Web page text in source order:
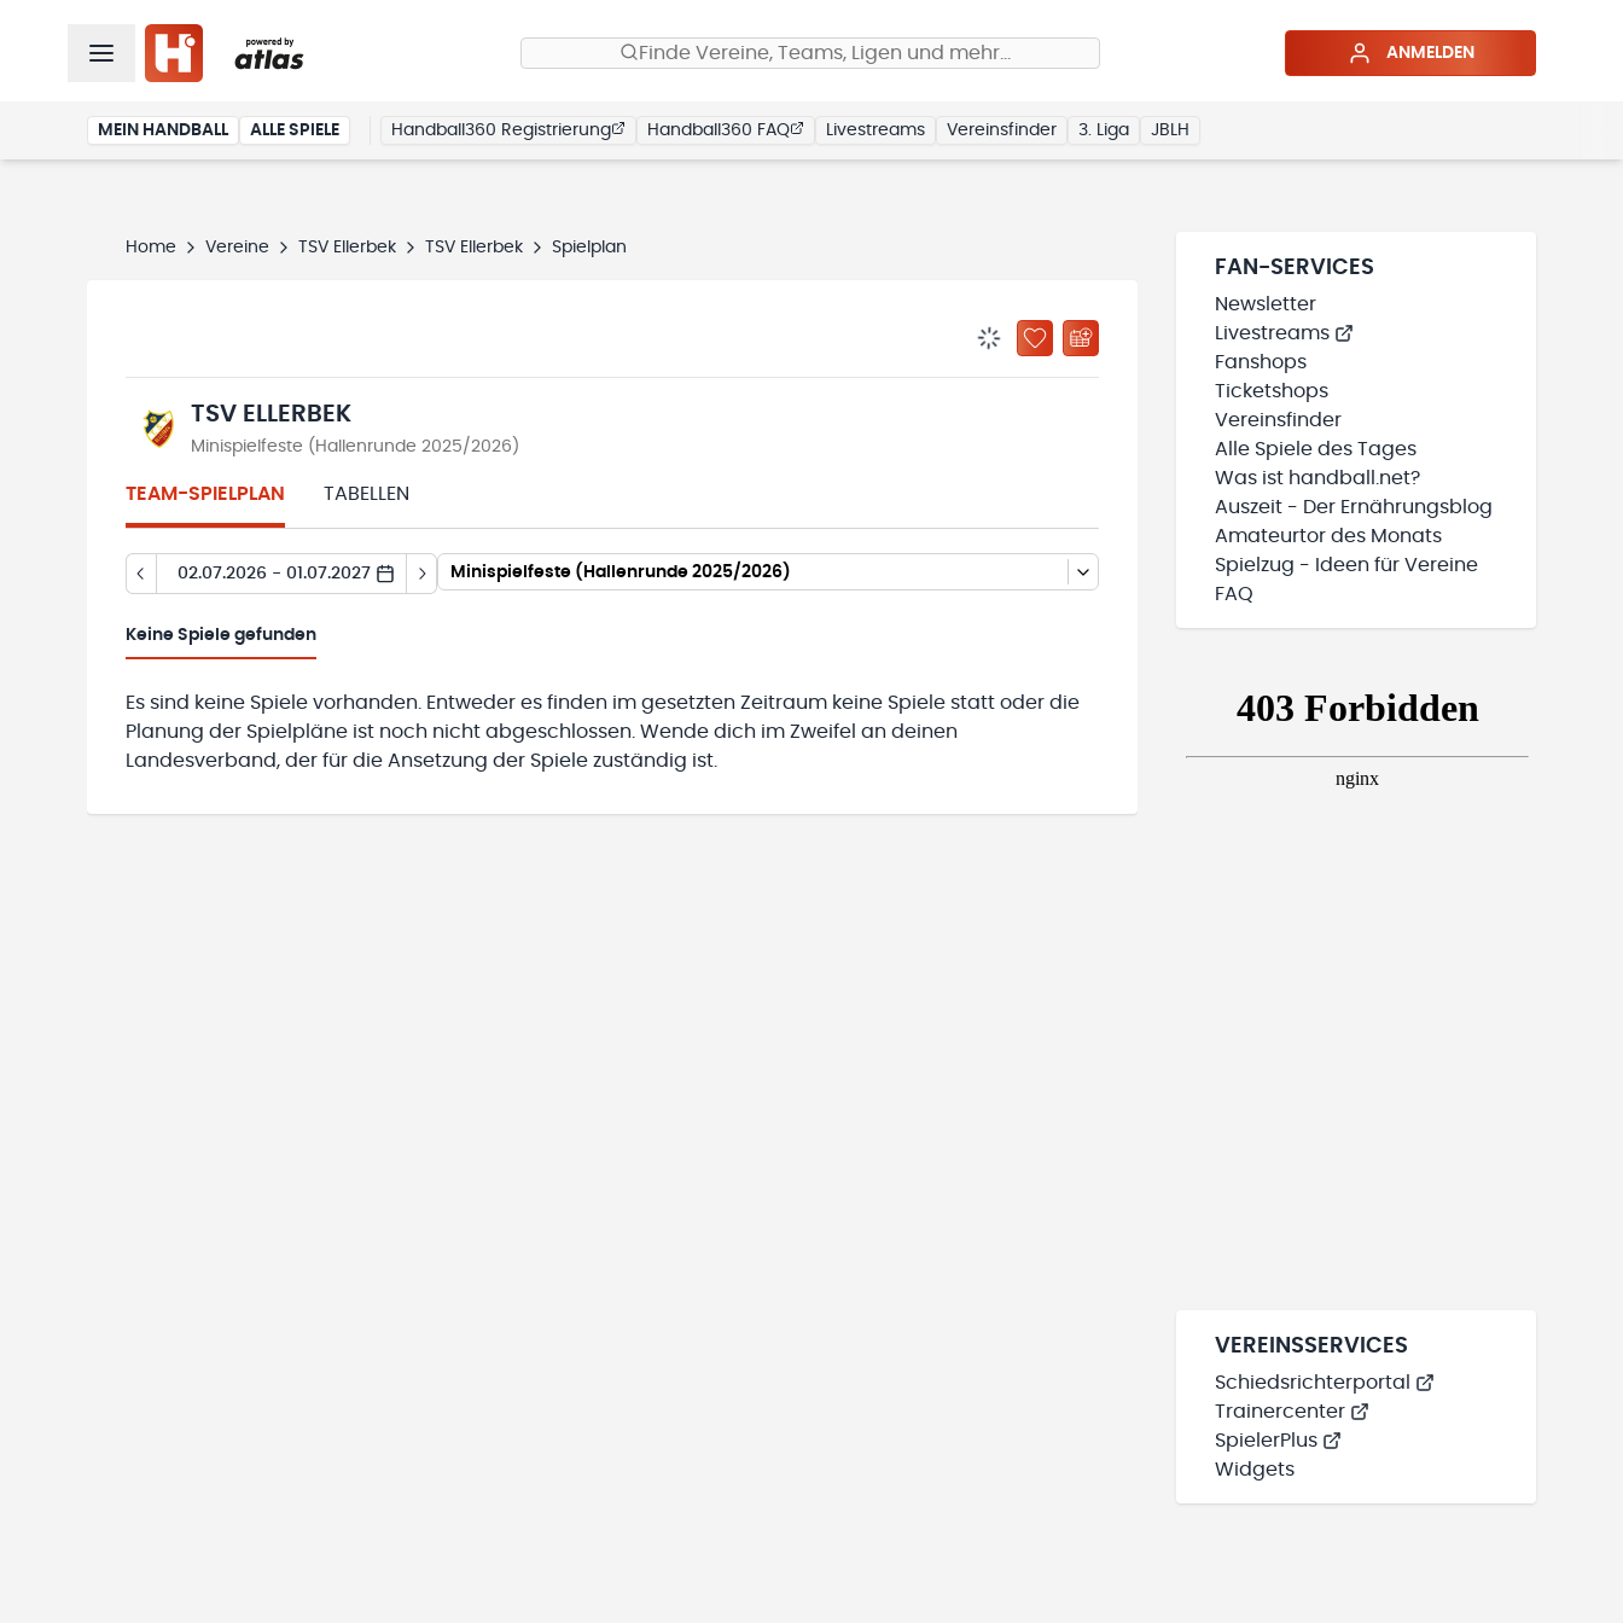
Finde Vereine, Teams, Ligen und mehr… ANMELDEN
MEIN HANDBALL ALLE SPIELE Handball360 Registrierung Handball360 FAQ Livestreams Vereinsfinder 3. Liga JBLH
Home Vereine TSV Ellerbek TSV Ellerbek Spielplan
BENACHRICHTIGUNGSSTATUS WIRD GELADEN
ZU „MEINE TEAMS“ HINZUFÜGEN
TSV ELLERBEK
Minispielfeste (Hallenrunde 2025/2026)
TEAM-SPIELPLAN TABELLEN
02.07.2026 - 01.07.2027 Minispielfeste (Hallenrunde 2025/2026)
Keine Spiele gefunden
Es sind keine Spiele vorhanden. Entweder es finden im gesetzten Zeitraum keine Spiele statt oder die
Planung der Spielpläne ist noch nicht abgeschlossen. Wende dich im Zweifel an deinen
Landesverband, der für die Ansetzung der Spiele zuständig ist.
FAN-SERVICES
Newsletter
Livestreams
Fanshops
Ticketshops
Vereinsfinder
Alle Spiele des Tages
Was ist handball.net?
Auszeit - Der Ernährungsblog
Amateurtor des Monats
Spielzug - Ideen für Vereine
FAQ
VEREINSSERVICES
Schiedsrichterportal
Trainercenter
SpielerPlus
Widgets